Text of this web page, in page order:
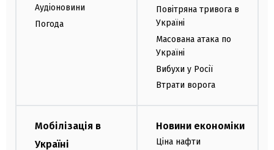
Аудіоновини
Погода
Повітряна тривога в
Україні
Масована атака по
Україні
Вибухи у Росії
Втрати ворога
Мобілізація в
Україні
Новини економіки
Ціна нафти